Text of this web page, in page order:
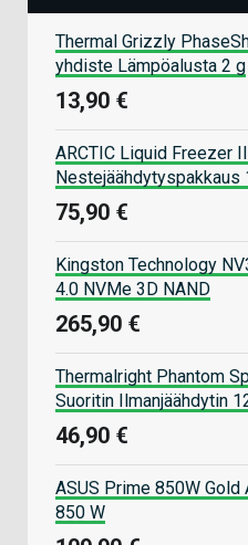
Thermal Grizzly
yhdiste Lämpöalusta 2 g
13,90 €
ARCTIC Liquid Freezer
Nestejäähdytyspakkaus
75,90 €
Kingston Technology
4.0 NVMe 3D NAND
265,90 €
Thermalright Phantom
Suoritin Ilmanjäähdytin
46,90 €
ASUS Prime 850W Gold
850 W